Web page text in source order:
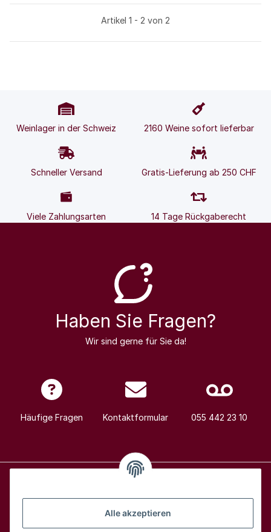
Alle akzeptieren
Artikel 1 - 2 von 2
Weinlager in der Schweiz 2160 Weine sofort lieferbar
Schneller Versand Gratis-Lieferung ab 250 CHF
Viele Zahlungsarten 14 Tage Rückgaberecht
Haben Sie Fragen?
Wir sind gerne für Sie da!
Häufige Fragen Kontaktformular 055 442 23 10